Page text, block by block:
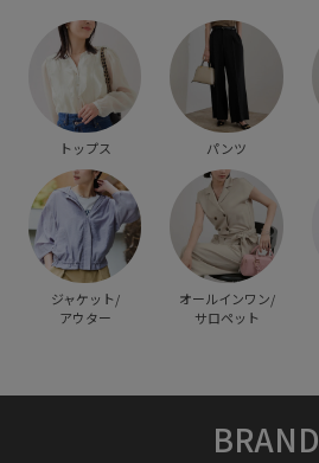
トップス
ジャケット/
アウター
パンツ
オールインワン/
サロペット
BRAND